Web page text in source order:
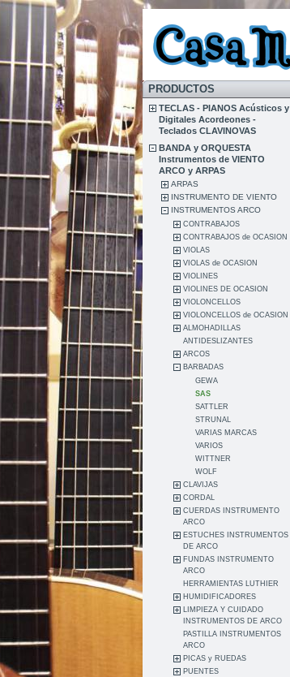
PRODUCTOS
TECLAS - PIANOS Acústicos y
Digitales Acordeones -
Teclados CLAVINOVAS
BANDA y ORQUESTA
Instrumentos de VIENTO
ARCO y ARPAS
ARPAS
INSTRUMENTO DE VIENTO
INSTRUMENTOS ARCO
CONTRABAJOS
CONTRABAJOS de OCASION
VIOLAS
VIOLAS de OCASION
VIOLINES
VIOLINES DE OCASION
VIOLONCELLOS
VIOLONCELLOS de OCASION
ALMOHADILLAS
ANTIDESLIZANTES
ARCOS
BARBADAS
GEWA
SAS
SATTLER
STRUNAL
VARIAS MARCAS
VARIOS
WITTNER
WOLF
CLAVIJAS
CORDAL
CUERDAS INSTRUMENTO
ARCO
ESTUCHES INSTRUMENTOS
DE ARCO
FUNDAS INSTRUMENTO
ARCO
HERRAMIENTAS LUTHIER
HUMIDIFICADORES
LIMPIEZA Y CUIDADO
INSTRUMENTOS DE ARCO
PASTILLA INSTRUMENTOS
ARCO
PICAS y RUEDAS
PUENTES